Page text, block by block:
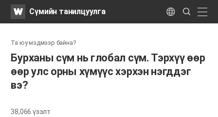
WATVСүмийн танилцуулга Language
Search
Submit
Та юу мэдмээр байна?
Бурханы сүм нь глобал сүм. Тэрхүү өөр
өөр улс орны хүмүүс хэрхэн нэгддэг
вэ?
38,066үзэлт